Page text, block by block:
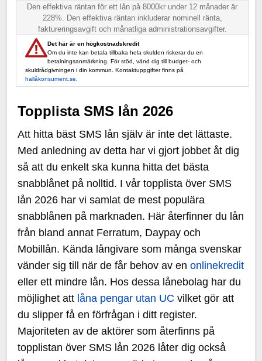
Den effektiva räntan för ett lån på 8000kr under 12 månader är
228%. Den effektiva räntan inkluderar nominell ränta,
faktureringsavgift och månatliga administrationsavgifter.
Det här är en högkostnadskredit
Om du inte kan betala tillbaka hela skulden riskerar du en
betalningsanmärkning. För stöd, vänd dig till budget- och
skuldrådgivningen i din kommun. Kontaktuppgifter finns på
hallåkonsument.se
Topplista SMS lån 2026
Att hitta bäst SMS lån själv är inte det lättaste.
Med anledning av detta har vi gjort jobbet åt dig
så att du enkelt ska kunna hitta det bästa
snabblånet på nolltid. I vår topplista över SMS
lån 2026 har vi samlat de mest populära
snabblånen på marknaden. Här återfinner du lån
från bland annat Ferratum, Daypay och
Mobillån. Kända långivare som många svenskar
vänder sig till när de får behov av enonlinekredit
eller ett mindre lån. Hos dessa lånebolag har du
möjlighet att låna pengar utan UC vilket gör att
du slipper få en förfrågan i ditt register.
Majoriteten av de aktörer som återfinns på
topplistan över SMS lån 2026 låter dig också